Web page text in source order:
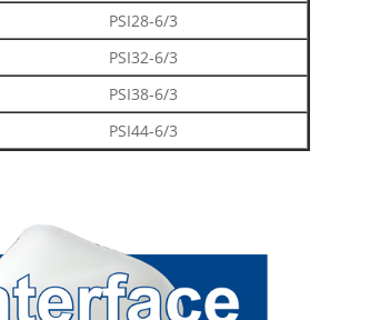
PSI28-6/3
PSI32-6/3
PSI38-6/3
PSI44-6/3